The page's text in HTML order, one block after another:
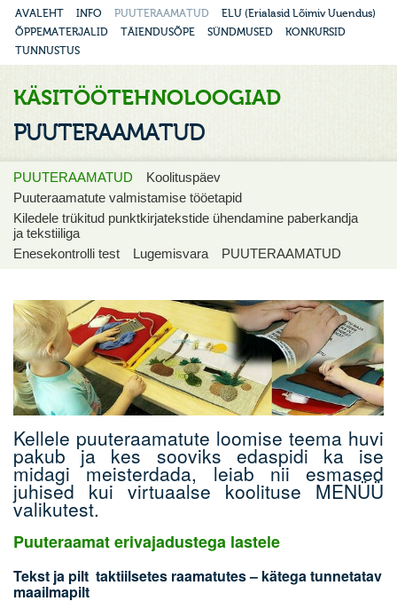
AVALEHT INFO PUUTERAAMATUD
ELU (Erialasid Lõimiv Uuendus)
ÕPPEMATERJALID
TÄIENDUSÕPE SÜNDMUSED
KONKURSID
TUNNUSTUS
KÄSITÖÖTEHNOLOOGIAD
PUUTERAAMATUD
PUUTERAAMATUD
Koolituspäev
Puuteraamatute valmistamise tööetapid
Kiledele trükitud punktkirjatekstide ühendamine paberkandja
ja tekstiiliga
Enesekontrolli test
Lugemisvara PUUTERAAMATUD
Kellele puuteraamatute loomise teema huvi
pakub ja kes sooviks edaspidi ka ise
midagi meisterdada, leiab nii esmased
juhised kui virtuaalse koolituse MENÜÜ
valikutest.
Puuteraamat erivajadustega lastele
Tekst ja pilt taktiilsetes raamatutes – kätega tunnetatav
maailmapilt